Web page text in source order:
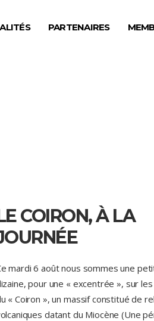
PARTENAIRES
COIRON, À LA
mardi 6 août nous sommes une
pour une « excentrée », sur
« Coiron », un massif constitué de
datant du Miocène (Une